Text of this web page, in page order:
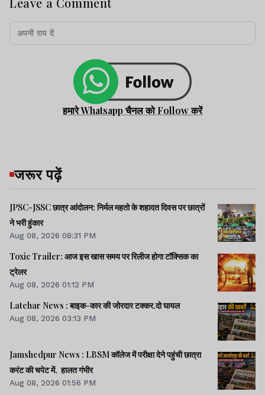
हमारे Whatsapp चैनल को Follow करें
जरूर पढ़ें
JPSC-JSSC छात्र आंदोलन: निर्मल महतो के शहादत दिवस पर छात्रों
ने भरी हुंकार
Aug 08, 2026 08:31 PM
Toxic Trailer: आज इस खास समय पर रिलीज होगा टॉक्सिक का
ट्रेलर
Aug 08, 2026 01:12 PM
Latehar News : बाइक-कार की जोरदार टक्‍कर,दो घायल
Aug 08, 2026 03:13 PM
Jamshedpur News : LBSM कॉलेज में परीक्षा देने पहुंची छात्रा
करंट की चपेट में, हालत गंभीर
Aug 08, 2026 01:56 PM